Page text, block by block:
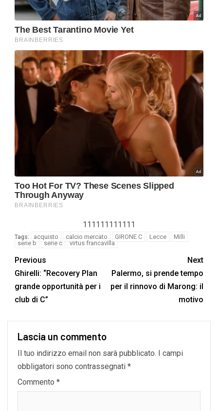
111111111111
Tags: acquisto calcio mercato GIRONE C Lecce
Milli
serie b
serie c virtus francavilla
Previous
Ghirelli: “Recovery Plan
grande opportunità per i
club di C”
Next
Palermo, si prende tempo
per il rinnovo di Marong: il
motivo
Lascia un commento
Il tuo indirizzo email non sarà pubblicato. I campi
obbligatori sono contrassegnati *
Commento *